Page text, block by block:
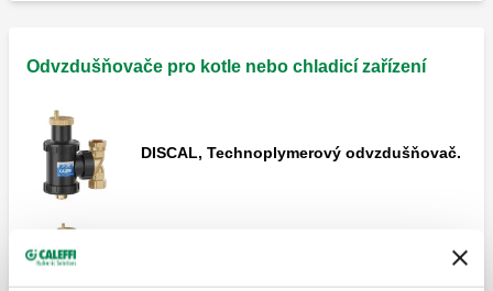
Odvzdušňovače pro kotle nebo chladicí zařízení
DISCAL, Technoplymerový odvzdušňovač.
DISCAL, Technoplymerový odvzdušňovač.